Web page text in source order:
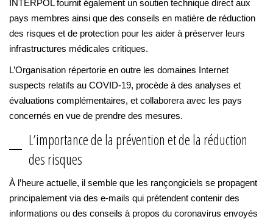
INTERPOL fournit également un soutien technique direct aux
pays membres ainsi que des conseils en matière de réduction
des risques et de protection pour les aider à préserver leurs
infrastructures médicales critiques.
L’Organisation répertorie en outre les domaines Internet
suspects relatifs au COVID-19, procède à des analyses et
évaluations complémentaires, et collaborera avec les pays
concernés en vue de prendre des mesures.
L’importance de la prévention et de la réduction
des risques
À l’heure actuelle, il semble que les rançongiciels se propagent
principalement via des e-mails qui prétendent contenir des
informations ou des conseils à propos du coronavirus envoyés